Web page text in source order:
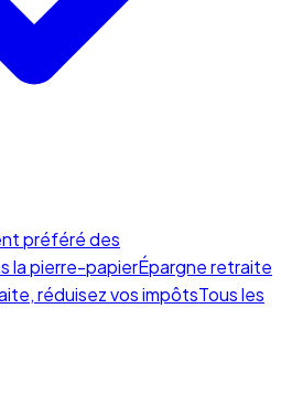
préféré des
la pierre-papierÉpargne retraite
réduisez vos impôtsTous les